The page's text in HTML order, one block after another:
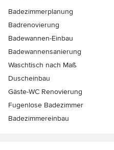
Badezimmerplanung
Badrenovierung
Badewannen-Einbau
Badewannensanierung
Waschtisch nach Maß
Duscheinbau
Gäste-WC Renovierung
Fugenlose Badezimmer
Badezimmereinbau